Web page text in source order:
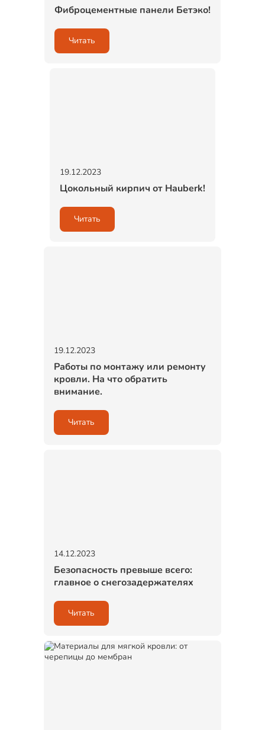
Фиброцементные панели Бетэко!
Читать
19.12.2023
Цокольный кирпич от Hauberk!
Читать
19.12.2023
Работы по монтажу или ремонту
кровли. На что обратить
внимание.
Читать
14.12.2023
Безопасность превыше всего:
главное о снегозадержателях
Читать